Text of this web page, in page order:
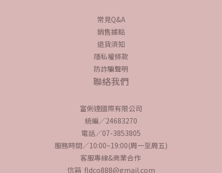
常見Q&A
銷售據點
退貨須知
隱私權條款
防詐騙聲明
聯絡我們
富俐達國際有限公司
統編／24683270
電話／07-3853805
服務時間／10:00~19:00(周一至周五)
客服專線&商業合作
信箱 fldco888@gmail.com